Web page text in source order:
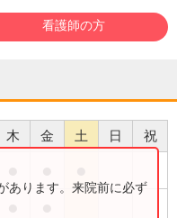
看護師の方
木 金 土 日 祝
あります。来院前に必ず